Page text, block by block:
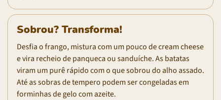
Sobrou? Transforma!
Desfia o frango, mistura com um pouco de cream cheese
e vira recheio de panqueca ou sanduíche. As batatas
viram um purê rápido com o que sobrou do alho assado.
Até as sobras de tempero podem ser congeladas em
forminhas de gelo com azeite.